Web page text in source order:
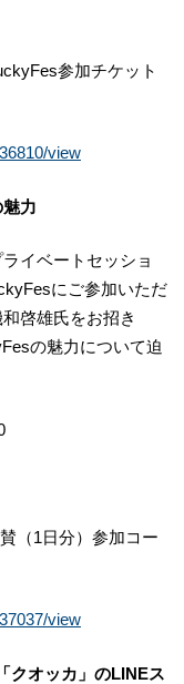
参加チケット
view
力
イベートセッショ
にご参加いただ
啓雄氏をお招き
の魅力について迫
（1日分）参加コー
view
クオッカ」のLINEス